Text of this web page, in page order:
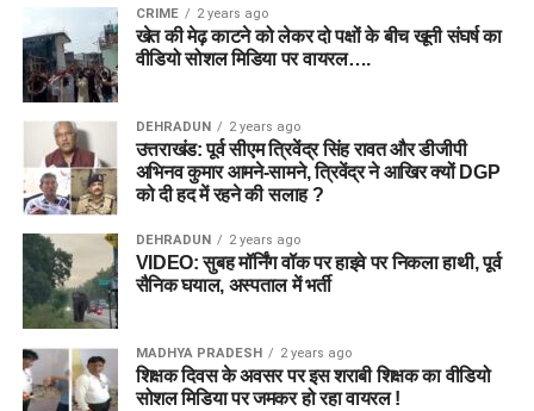
CRIME 2 years ago
खेत की मेढ़ काटने को लेकर दो पक्षों के बीच खूनी संघर्ष का
वीडियो सोशल मिडिया पर वायरल….
DEHRADUN 2 years ago
उत्तराखंड: पूर्व सीएम त्रिवेंद्र सिंह रावत और डीजीपी
अभिनव कुमार आमने-सामने, त्रिवेंद्र ने आखिर क्यों DGP
को दी हद में रहने की सलाह ?
DEHRADUN 2 years ago
VIDEO: सुबह मॉर्निंग वॉक पर हाइवे पर निकला हाथी, पूर्व
सैनिक घयाल, अस्पताल में भर्ती
MADHYA PRADESH 2 years ago
शिक्षक दिवस के अवसर पर इस शराबी शिक्षक का वीडियो
सोशल मिडिया पर जमकर हो रहा वायरल !